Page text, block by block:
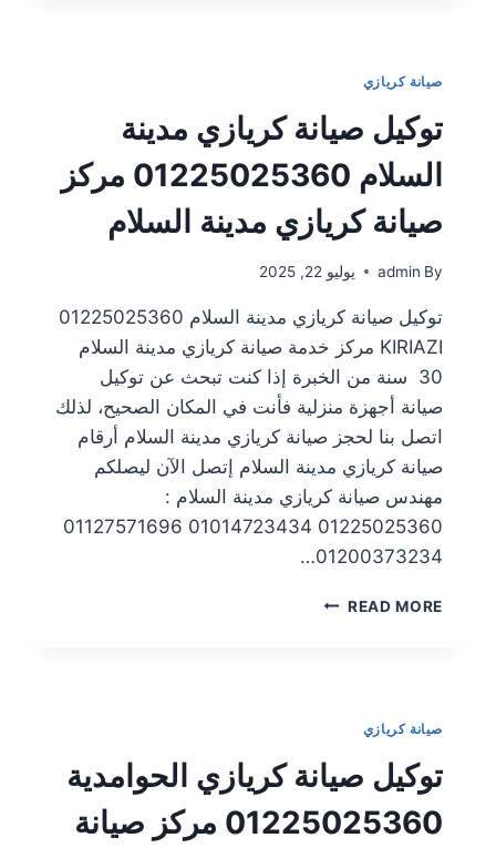
صيانة كريازي
توكيل صيانة كريازي مدينة
السلام 01225025360 مركز
صيانة كريازي مدينة السلام
By
admin يوليو 22, 2025
توكيل صيانة كريازي مدينة السلام 01225025360
KIRIAZI مركز خدمة صيانة كريازي مدينة السلام
30 سنة من الخبرة إذا كنت تبحث عن توكيل
صيانة أجهزة منزلية فأنت في المكان الصحيح، لذلك
اتصل بنا لحجز صيانة كريازي مدينة السلام أرقام
صيانة كريازي مدينة السلام إتصل الآن ليصلكم
مهندس صيانة كريازي مدينة السلام :
01225025360 01014723434 01127571696
01200373234…
READ MORE
صيانة كريازي
توكيل صيانة كريازي الحوامدية
01225025360 مركز صيانة